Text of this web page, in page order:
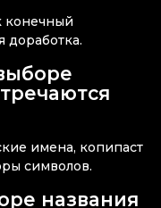
конечный
доработка.
имена, копипаст
символов.
названия